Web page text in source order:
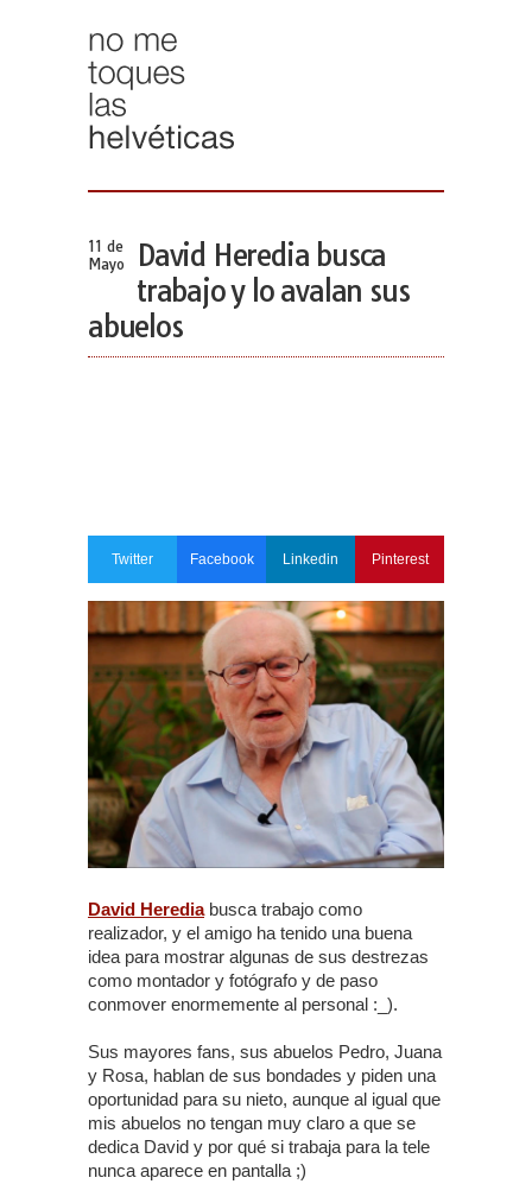
11 de
Mayo
David Heredia busca
trabajo y lo avalan sus
abuelos
Twitter Facebook Linkedin Pinterest
David Herediabusca trabajo como
realizador, y el amigo ha tenido una buena
idea para mostrar algunas de sus destrezas
como montador y fotógrafo y de paso
conmover enormemente al personal :_).
Sus mayores fans, sus abuelos Pedro, Juana
y Rosa, hablan de sus bondades y piden una
oportunidad para su nieto, aunque al igual que
mis abuelos no tengan muy claro a que se
dedica David y por qué si trabaja para la tele
nunca aparece en pantalla ;)